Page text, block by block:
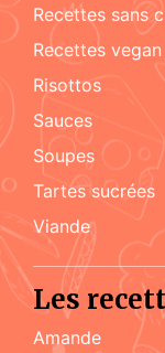
recettes sans
recettes vegan
risottos
sauces
soupes
tartes sucrées
viande
Les
amande